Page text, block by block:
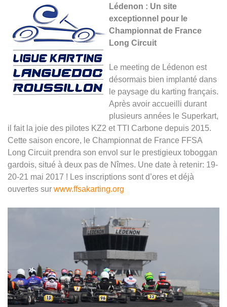
Lédenon : Un site
exceptionnel pour le
Championnat de France
Long Circuit
Le meeting de Lédenon est
désormais bien implanté dans
le paysage du karting français.
Après avoir accueilli durant
plusieurs années le Superkart,
il fait la joie des pilotes KZ2 et TTI Carbone depuis 2015.
Cette saison encore, le Championnat de France FFSA
Long Circuit prendra son envol sur le prestigieux toboggan
gardois, situé à deux pas de Nîmes. Une date à retenir: 19-
20-21 mai 2017 ! Les inscriptions sont d’ores et déjà
ouvertes sur www.ffsakarting.org